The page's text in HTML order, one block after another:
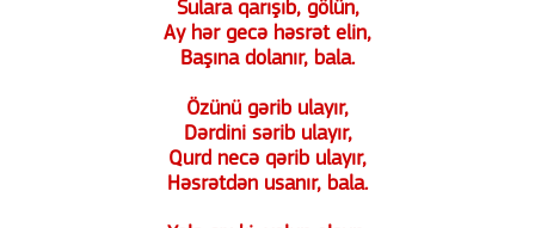
Sulara qarışıb, gölün,
Ay hər gecə həsrət elin,
Başına dolanır, bala.
Özünü gərib ulayır,
Dərdini sərib ulayır,
Qurd necə qərib ulayır,
Həsrətdən usanır, bala.